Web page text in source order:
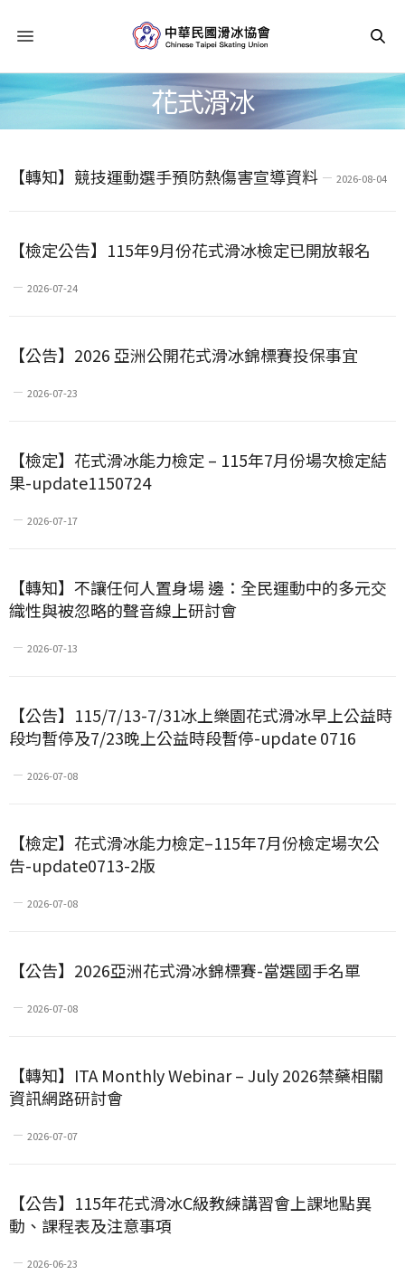
花式滑冰
【轉知】競技運動選手預防熱傷害宣導資料 2026-08-04
【檢定公告】115年9月份花式滑冰檢定已開放報名
2026-07-24
【公告】2026 亞洲公開花式滑冰錦標賽投保事宜
2026-07-23
【檢定】花式滑冰能力檢定 – 115年7月份場次檢定結
果-update1150724
2026-07-17
【轉知】不讓任何人置身場 邊：全民運動中的多元交
織性與被忽略的聲音線上研討會
2026-07-13
【公告】115/7/13-7/31冰上樂園花式滑冰早上公益時
段均暫停及7/23晚上公益時段暫停-update 0716
2026-07-08
【檢定】花式滑冰能力檢定–115年7月份檢定場次公
告-update0713-2版
2026-07-08
【公告】2026亞洲花式滑冰錦標賽-當選國手名單
2026-07-08
【轉知】ITA Monthly Webinar – July 2026禁藥相關
資訊網路研討會
2026-07-07
【公告】115年花式滑冰C級教練講習會上課地點異
動、課程表及注意事項
2026-06-23